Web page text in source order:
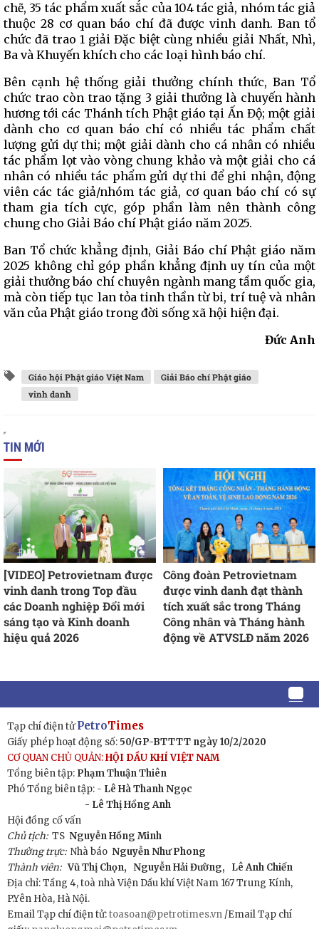
chẽ, 35 tác phẩm xuất sắc của 104 tác giả, nhóm tác giả
thuộc 28 cơ quan báo chí đã được vinh danh. Ban tổ
chức đã trao 1 giải Đặc biệt cùng nhiều giải Nhất, Nhì,
Ba và Khuyến khích cho các loại hình báo chí.
Bên cạnh hệ thống giải thưởng chính thức, Ban Tổ
chức trao còn trao tặng 3 giải thưởng là chuyến hành
hương tới các Thánh tích Phật giáo tại Ấn Độ; một giải
dành cho cơ quan báo chí có nhiều tác phẩm chất
lượng gửi dự thi; một giải dành cho cá nhân có nhiều
tác phẩm lọt vào vòng chung khảo và một giải cho cá
nhân có nhiều tác phẩm gửi dự thi để ghi nhận, động
viên các tác giả/nhóm tác giả, cơ quan báo chí có sự
tham gia tích cực, góp phần làm nên thành công
chung cho Giải Báo chí Phật giáo năm 2025.
Ban Tổ chức khẳng định, Giải Báo chí Phật giáo năm
2025 không chỉ góp phần khẳng định uy tín của một
giải thưởng báo chí chuyên ngành mang tầm quốc gia,
mà còn tiếp tục lan tỏa tinh thần từ bi, trí tuệ và nhân
văn của Phật giáo trong đời sống xã hội hiện đại.
Đức Anh
Giáo hội Phật giáo Việt Nam
Giải Báo chí Phật giáo
vinh danh
TIN MỚI
[VIDEO] Petrovietnam được
vinh danh trong Top đầu
các Doanh nghiệp Đổi mới
sáng tạo và Kinh doanh
hiệu quả 2026
Công đoàn Petrovietnam
được vinh danh đạt thành
tích xuất sắc trong Tháng
Công nhân và Tháng hành
động về ATVSLĐ năm 2026
Tạp chí điện tửPetroTimes
Giấy phép hoạt động số: 50/GP-BTTTT ngày 10/2/2020
CƠ QUAN CHỦ QUẢN:HỘI DẦU KHÍ VIỆT NAM
Tổng biên tập: Phạm Thuận Thiên
Phó Tổng biên tập: - Lê Hà Thanh Ngọc
- Lê Thị Hồng Anh
Hội đồng cố vấn
Chủ tịch:TS Nguyễn Hồng Minh
Thường trực: Nhà báo Nguyễn Như Phong
Thành viên: Vũ Thị Chọn, Nguyễn Hải Đường,
Lê Anh Chiến
Địa chỉ: Tầng 4, toà nhà Viện Dầu khí Việt Nam 167 Trung Kính,
P.Yên Hòa, Hà Nội.
Email Tạp chí điện tử:toasoan@petrotimes.vn /Email Tạp chí